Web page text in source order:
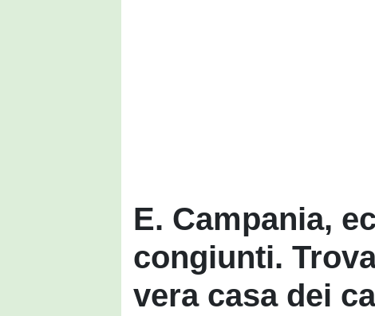
E. Campania,
congiunti.
vera casa dei